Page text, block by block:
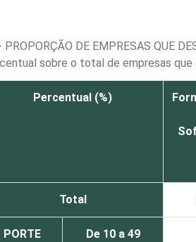
PROPORÇÃO DE EMPRESAS QUE
sobre o total de empresas
Percentual (%)
Total
PORTE
De 10 a 49